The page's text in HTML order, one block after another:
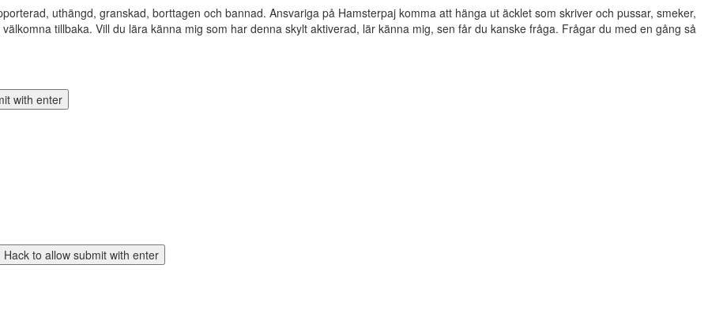
uthängd, granskad, borttagen och bannad. Ansvariga på Hamsterpaj komma att hänga ut äcklet som skriver och pussar, smeker,
tillbaka. Vill du lära känna mig som har denna skylt aktiverad, lär känna mig, sen får du kanske fråga. Frågar du med en gång så